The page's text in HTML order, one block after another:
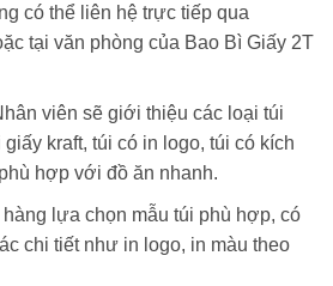
có thể liên hệ trực tiếp qua
tại văn phòng của Bao Bì Giấy 2T
viên sẽ giới thiệu các loại túi
kraft, túi có in logo, túi có kích
hợp với đồ ăn nhanh.
hàng lựa chọn mẫu túi phù hợp, có
chi tiết như in logo, in màu theo